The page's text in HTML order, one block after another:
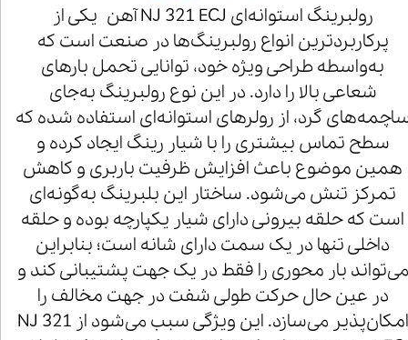
رولبرینگ استوانه‌ای NJ 321 ECJ آهن یکی از
پرکاربردترین انواع رولبرینگ‌ها در صنعت است که
به‌واسطه طراحی ویژه خود، توانایی تحمل بارهای
شعاعی بالا را دارد. در این نوع رولبرینگ به‌جای
گرد، از رولرهای استوانه‌ای استفاده شده که
سطح تماس بیشتری را با شیار رینگ ایجاد کرده و
همین موضوع باعث افزایش ظرفیت باربری و کاهش
تمرکز تنش می‌شود. ساختار این بلبرینگ به‌گونه‌ای
است که حلقه بیرونی دارای شیار یکپارچه بوده و حلقه
داخلی تنها در یک سمت دارای شانه است؛ بنابراین
می‌تواند بار محوری را فقط در یک جهت پشتیبانی کند و
در عین حال حرکت طولی شفت در جهت مخالف را
امکان‌پذیر می‌سازد. این ویژگی سبب می‌شود از NJ 321